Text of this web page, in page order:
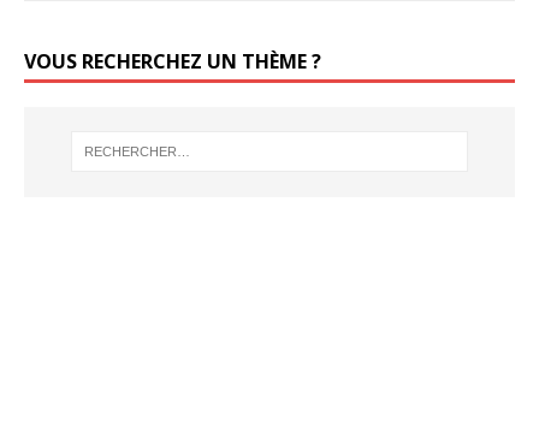
VOUS RECHERCHEZ UN THÈME ?